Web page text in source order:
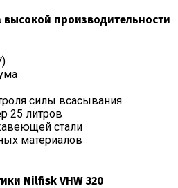
производительности
силы всасывания
25 литров
стали
материалов
Nilfisk VHW 320